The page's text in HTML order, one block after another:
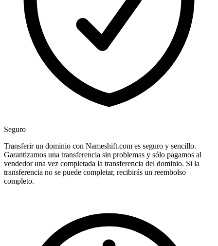
Seguro
Transferir un dominio con Nameshift.com es seguro y sencillo.
Garantizamos una transferencia sin problemas y sólo pagamos al
vendedor una vez completada la transferencia del dominio. Si la
transferencia no se puede completar, recibirás un reembolso
completo.